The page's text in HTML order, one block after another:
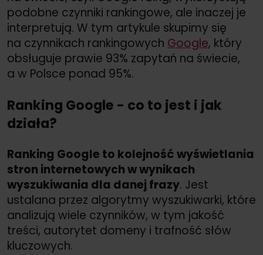
podobne czynniki rankingowe, ale inaczej je
interpretują. W tym artykule skupimy się
na czynnikach rankingowych Google, który
obsługuje prawie 93% zapytań na świecie,
a w Polsce ponad 95%.
Ranking Google - co to jest i jak
działa?
Ranking Google to kolejność wyświetlania
stron internetowych w wynikach
wyszukiwania dla danej frazy. Jest
ustalana przez algorytmy wyszukiwarki, które
analizują wiele czynników, w tym jakość
treści, autorytet domeny i trafność słów
kluczowych.